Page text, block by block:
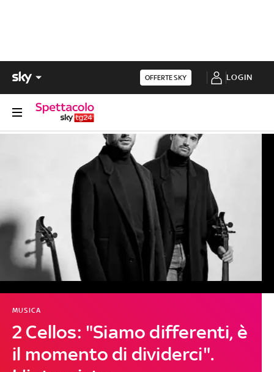
OFFERTE SKY LOGIN
2 Cellos: "Siamo differenti, è
il momento di dividerci".
MUSICA